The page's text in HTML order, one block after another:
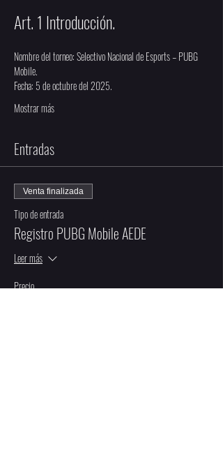
Art. 1 Introducción.
Nombre del torneo: Selectivo Nacional de Esports – PUBG
Mobile.
Fecha: 5 de octubre del 2025.
Mostrar más
Entradas
Venta finalizada
Tipo de entrada
Registro PUBG Mobile AEDE
Leer más
Precio